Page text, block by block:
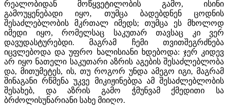
რეალობიდან მოწყვეტილობის გამო, ისინი
გამოუყენებადი იყო, თუმცა ბადებდნენ ცოდნის
შესაძლებლობის მკრთალ იმედს; თუმცა ეს მხოლოდ
იმედი იყო, რომელსაც საკუთარ თავსაც კი ვერ
დავუდასტურებდი. მაგრამ ჩემი თვითშეგრძნება
იცვლებოდა და უფრო ხალისიანი ხდებოდა: ჯერ კიდევ
არ იყო ნათელი საკუთარი აზრის აგების შესაძლებლობა
და, მითუმეტეს, ის, თუ როგორ უნდა ამეგო იგი, მაგრამ
შინაგანი რწმენა უკვე მიკიჟინებდა ამ შესაძლებლობის
შესახებ, და აზრის გამო ჭმუნვამ ქმედითი სა
ბრძოლისუნარიანი სახე მიიღო.